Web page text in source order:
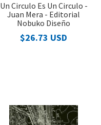
Un Circulo Es Un Circulo -
Juan Mera - Editorial
Nobuko Diseño
$26.73 USD